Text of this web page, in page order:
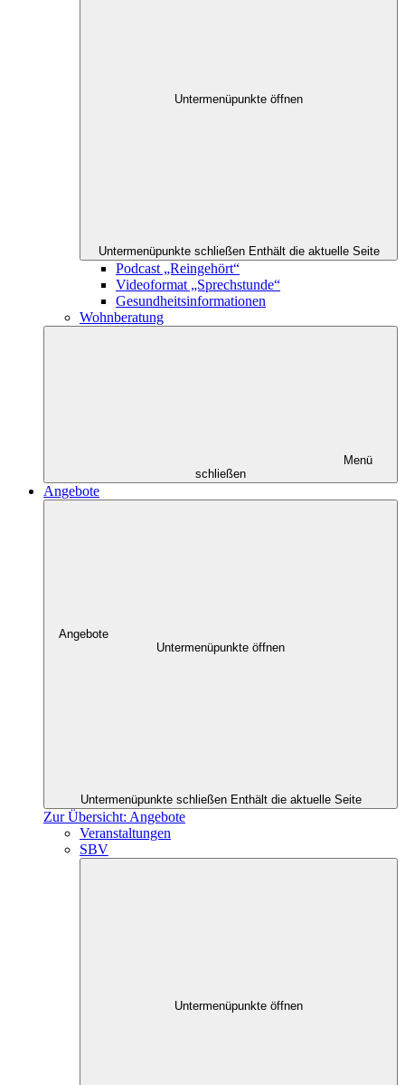
Untermenüpunkte öffnen
Untermenüpunkte schließen Enthält die aktuelle Seite
Podcast „Reingehört“
Videoformat „Sprechstunde“
Gesundheitsinformationen
Wohnberatung
Menü
schließen
Angebote
Angebote
Untermenüpunkte öffnen
Untermenüpunkte schließen Enthält die aktuelle Seite
Zur Übersicht: Angebote
Veranstaltungen
SBV
Untermenüpunkte öffnen